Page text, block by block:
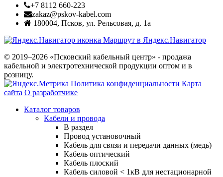
+7 8112 660-223
zakaz@pskov-kabel.com
180004, Псков, ул. Рельсовая, д. 1а
Маршрут в Яндекс.Навигатор
© 2019–2026 «Псковский кабельный центр» - продажа
кабельной и электротехнической продукции оптом и в
розницу.
Политика конфиденциальности Карта
сайта О разработчике
Каталог товаров
Кабели и провода
В раздел
Провод установочный
Кабель для связи и передачи данных (медь)
Кабель оптический
Кабель плоский
Кабель силовой < 1кВ для нестационарной